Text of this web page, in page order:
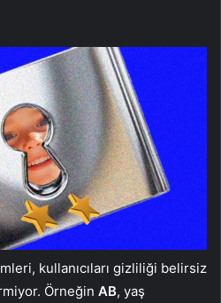
kullanıcıları gizliliği belirsiz
Örneğin AB, yaş